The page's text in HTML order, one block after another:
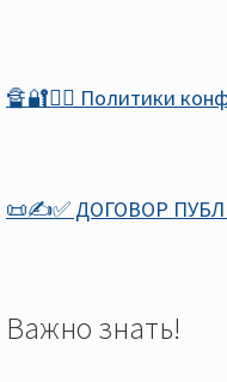
🔏🔐🕵️‍♂️ Политики
📜✍️✅ ДОГОВОР
Важно знать!